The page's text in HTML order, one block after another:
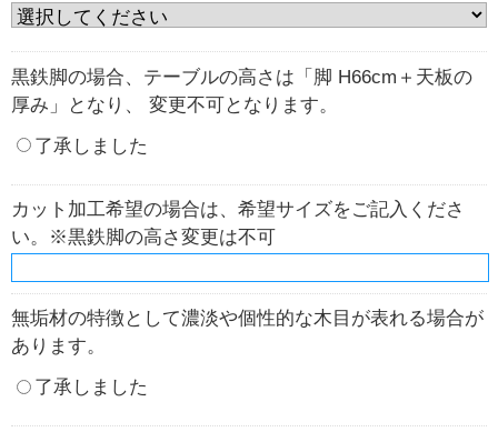
黒鉄脚の場合、テーブルの高さは「脚 H66cm＋天板の
厚み」となり、 変更不可となります。
了承しました
カット加工希望の場合は、希望サイズをご記入くださ
い。※黒鉄脚の高さ変更は不可
無垢材の特徴として濃淡や個性的な木目が表れる場合が
あります。
了承しました